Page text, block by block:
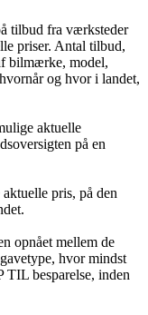
tilbud fra værksteder
priser. Antal tilbud,
bilmærke, model,
og hvor i landet,
aktuelle
på en
pris, på den
opnået mellem de
hvor mindst
TIL besparelse, inden